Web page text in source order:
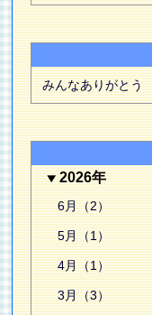
みんなありがとう
2026年
6月（2）
5月（1）
4月（1）
3月（3）